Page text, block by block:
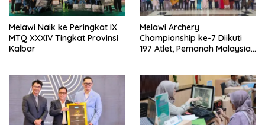
Melawi Naik ke Peringkat IX
MTQ XXXIV Tingkat Provinsi
Kalbar
Melawi Archery
Championship ke-7 Diikuti
197 Atlet, Pemanah Malaysia